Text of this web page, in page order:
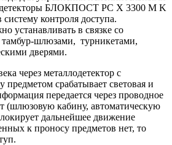
БЛОКПОСТ РС X 3300 M K
контроля доступа.
устанавливать в связке со
шлюзами, турникетами,
дверями.
через металлодетектор с
срабатывает световая и
передается через проводное
(шлюзовую кабину, автоматическую
дальнейшее движение
к проносу предметов нет, то